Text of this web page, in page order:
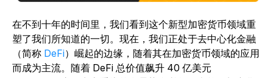
在不到十年的时间里，我们看到这个新型加密货币领域重
塑了我们所知道的一切。现在，我们正处于去中心化金融
（简称 DeFi）崛起的边缘，随着其在加密货币领域的应用
而成为主流。随着 DeFi 总价值飙升 40 亿美元